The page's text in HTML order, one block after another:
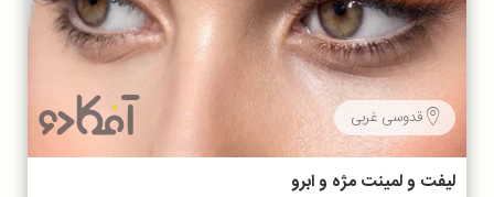
قدوسی غربی
لیفت و لمینت مژه و ابرو